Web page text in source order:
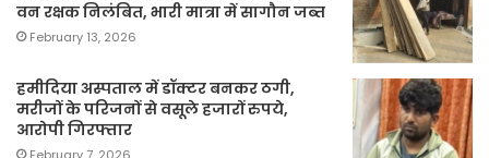
वन रक्षक निलंबित, भारी मात्रा में सागौन जब्त
February 13, 2026
हमीदिया अस्पताल में डॉक्टर बनकर ठगी,
मरीजों के परिजनों से वसूले हजारों रुपये,
आरोपी गिरफ्तार